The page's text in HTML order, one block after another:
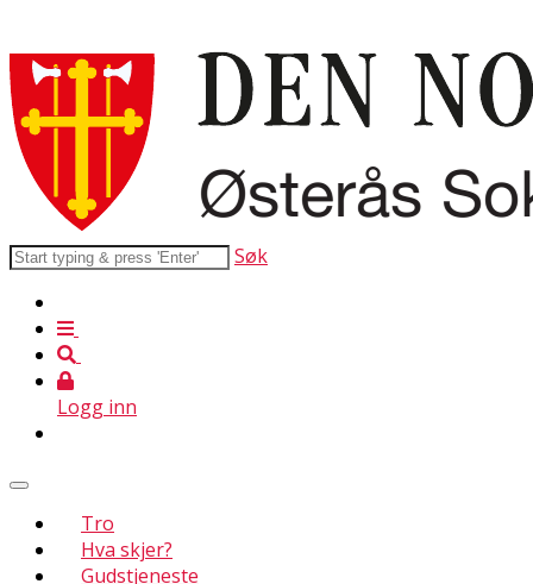
Søk
Logg inn
Tro
Hva skjer?
Gudstjeneste